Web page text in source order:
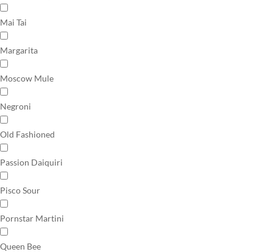
Mai Tai
Margarita
Moscow Mule
Negroni
Old Fashioned
Passion Daiquiri
Pisco Sour
Pornstar Martini
Queen Bee